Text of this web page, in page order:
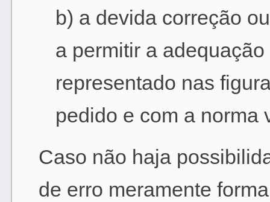
b) a devida correção
a permitir a
representado nas
pedido e com a norma
Caso não haja
de erro meramente